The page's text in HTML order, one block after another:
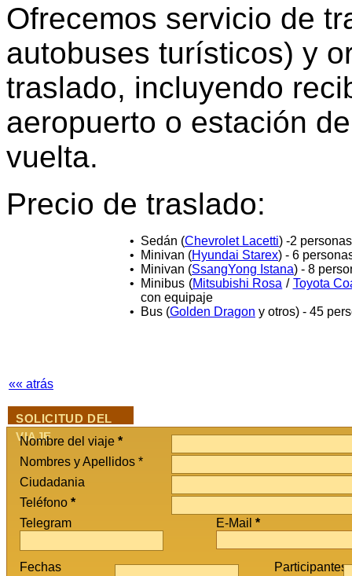
Ofrecemos servicio de
autobuses turísticos) y
traslado, incluyendo
aeropuerto o estación
vuelta.
Precio de traslado:
• Sedán (Chevrolet Lacetti) -2
•
Minivan (Hyundai Starex) - 6
•
Minivan (SsangYong Istana) - 8
•
Minibus (Mitsubishi Rosa / Toyota
con equipaje
•
Bus (Golden Dragon y otros) - 45
«« atrás
SOLICITUD DEL
VIAJE
Nombre del viaje *
Nombres y Apellidos *
Ciudadania
Teléfono *
Telegram
E-Mail *
Fechas